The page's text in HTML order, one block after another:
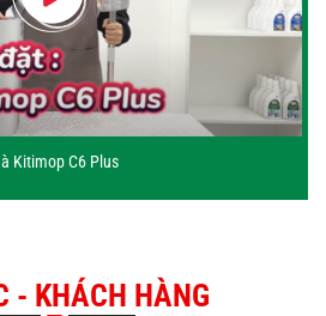
Kitimop C6 Plus
- KHÁCH HÀNG